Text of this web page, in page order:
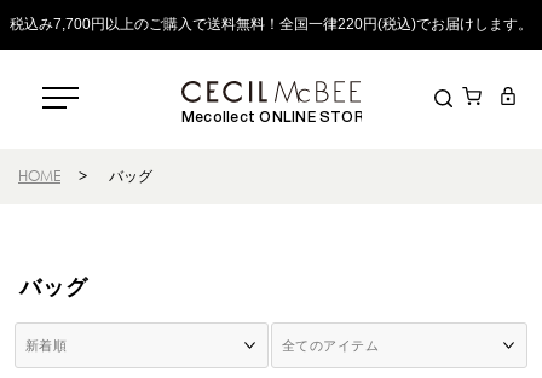
税込み7,700円以上のご購入で送料無料！全国一律220円(税込)でお届けします。
Mecollect ONLINE STORE
HOME > バッグ
バッグ